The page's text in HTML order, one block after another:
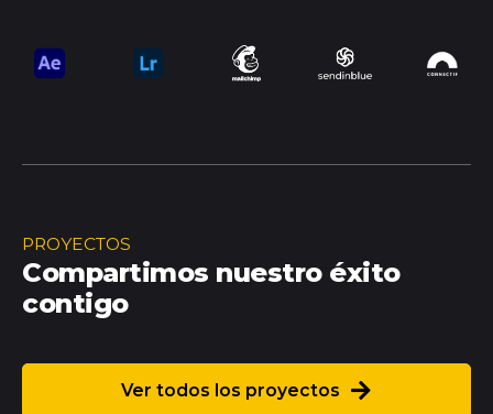
PROYECTOS
Compartimos nuestro éxito
contigo
Ver todos los proyectos